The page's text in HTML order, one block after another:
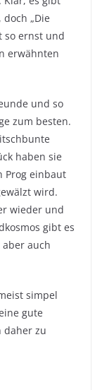
„Die
so ernst und
erwähnten
und so
zum besten.
haben sie
Prog einbaut
wird.
wieder und
gibt es
auch
simpel
gute
daher zu